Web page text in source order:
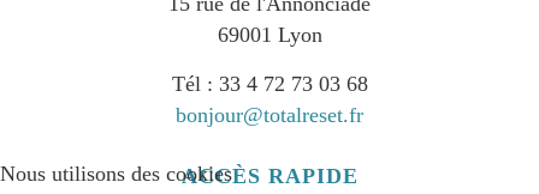
69001 Lyon
Tél : 33 4 72 73 03 68
bonjour@totalreset.fr
ACCÈS RAPIDE
Nous utilisons des cookies